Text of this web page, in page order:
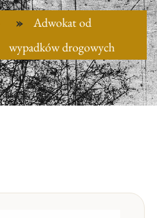
Adwokat od
wypadków drogowych